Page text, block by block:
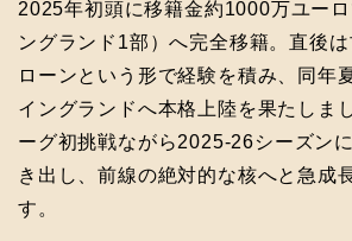
2025年初頭に移籍金約1000万ユー
ングランド1部）へ完全移籍。直後
ローンという形で経験を積み、同年
イングランドへ本格上陸を果たしま
ーグ初挑戦ながら2025-26シーズン
き出し、前線の絶対的な核へと急成
す。